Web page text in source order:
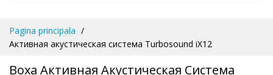
Continut
Pagina principala
Активная акустическая система Turbosound iX12
Boxa Активная Акустическая Система